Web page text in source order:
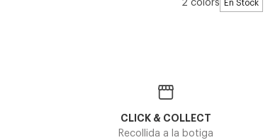
2 colors En Stock
CLICK & COLLECT
Recollida a la botiga